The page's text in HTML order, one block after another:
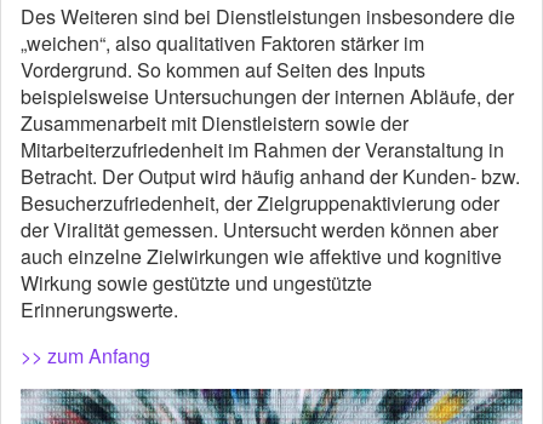
Des Weiteren sind bei Dienstleistungen insbesondere die
„weichen“, also qualitativen Faktoren stärker im
Vordergrund. So kommen auf Seiten des Inputs
beispielsweise Untersuchungen der internen Abläufe, der
Zusammenarbeit mit Dienstleistern sowie der
Mitarbeiterzufriedenheit im Rahmen der Veranstaltung in
Betracht. Der Output wird häufig anhand der Kunden- bzw.
Besucherzufriedenheit, der Zielgruppenaktivierung oder
der Viralität gemessen. Untersucht werden können aber
auch einzelne Zielwirkungen wie affektive und kognitive
Wirkung sowie gestützte und ungestützte
Erinnerungswerte.
>> zum Anfang